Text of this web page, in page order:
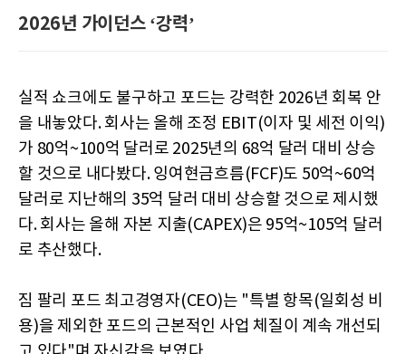
2026년 가이던스 ‘강력’
실적 쇼크에도 불구하고 포드는 강력한 2026년 회복 안
을 내놓았다. 회사는 올해 조정 EBIT(이자 및 세전 이익)
가 80억~100억 달러로 2025년의 68억 달러 대비 상승
할 것으로 내다봤다. 잉여현금흐름(FCF)도 50억~60억
달러로 지난해의 35억 달러 대비 상승할 것으로 제시했
다. 회사는 올해 자본 지출(CAPEX)은 95억~105억 달러
로 추산했다.
짐 팔리 포드 최고경영자(CEO)는 "특별 항목(일회성 비
용)을 제외한 포드의 근본적인 사업 체질이 계속 개선되